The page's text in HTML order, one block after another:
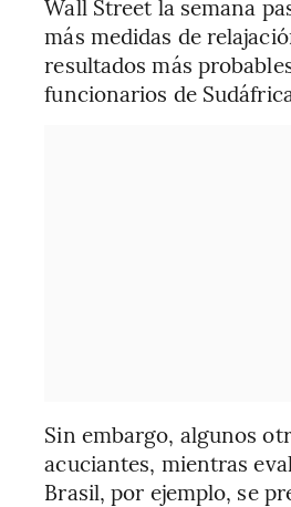
Wall Street la semana
más medidas de
resultados más
funcionarios de
Sin embargo, algunos
acuciantes, mientras
Brasil, por ejemplo, se